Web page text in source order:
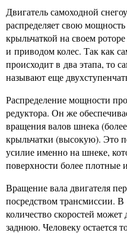
Двигатель самоходной
распределяет свою
крыльчаткой на своем
и приводом колес. Так как
происходит в два этапа, то
называют еще
Распределение мощности
редуктора. Он же
вращения валов шнека
крыльчатки (высокую). Это
усилие именно на шнеке,
поверхности более плотные
Вращение вала двигателя
посредством трансмиссии. В
количество скоростей может
заднюю. Человеку остается